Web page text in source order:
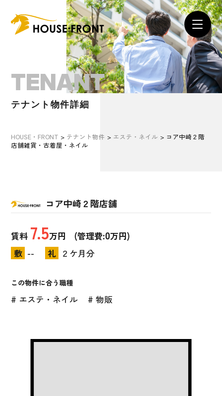
TENANT
テナント物件詳細
HOUSE・FRONT > テナント物件 > エステ・ネイル > コア中崎２階
店舗雑貨・古着屋・ネイル
コア中崎２階店舗
賃料 7.5万円 (管理費:0万円)
敷 -- 礼 ２ケ月分
この物件に合う職種
# エステ・ネイル # 物販